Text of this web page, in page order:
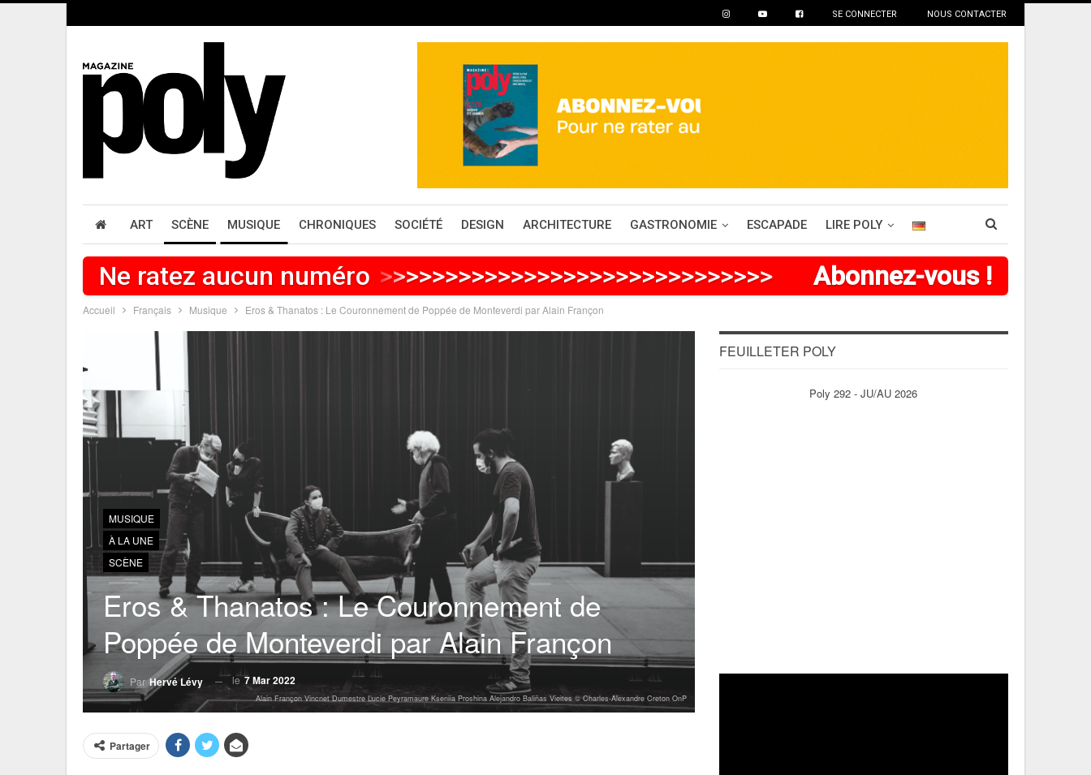
SE CONNECTER NOUS CONTACTER
ART SCÈNE MUSIQUE CHRONIQUES SOCIÉTÉ DESIGN ARCHITECTURE GASTRONOMIE ESCAPADE LIRE POLY
Ne ratez aucun numéro
> >> >>>>>>>>>>>>>>>>>>>>>>>>>>> Abonnez-vous !
Accueil Français Musique Eros & Thanatos : Le Couronnement de Poppée de Monteverdi par Alain Françon
MUSIQUE
À LA UNE
SCÈNE
Eros & Thanatos : Le Couronnement de
Poppée de Monteverdi par Alain Françon
ParHervé Lévy le7 Mar 2022
Alain Françon Vincnet Dumestre Lucie Peyramaure Kseniia Proshina Alejandro Baliñas Vieites © Charles-Alexandre Creton OnP
Partager
FEUILLETER POLY
Poly 292 - JU/AU 2026